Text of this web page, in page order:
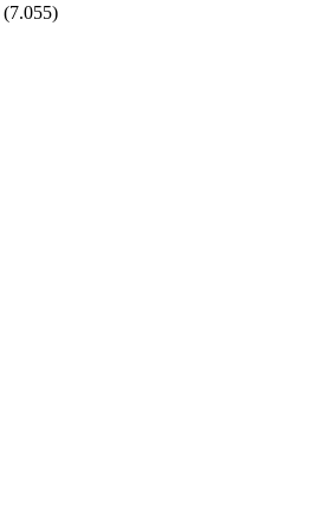
(7.055)